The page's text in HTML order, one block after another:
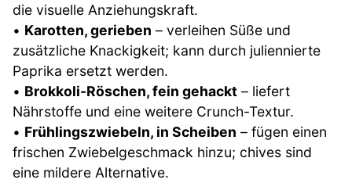
die visuelle Anziehungskraft.
• Karotten, gerieben – verleihen Süße und
zusätzliche Knackigkeit; kann durch juliennierte
Paprika ersetzt werden.
• Brokkoli-Röschen, fein gehackt – liefert
Nährstoffe und eine weitere Crunch-Textur.
• Frühlingszwiebeln, in Scheiben – fügen einen
frischen Zwiebelgeschmack hinzu; chives sind
eine mildere Alternative.